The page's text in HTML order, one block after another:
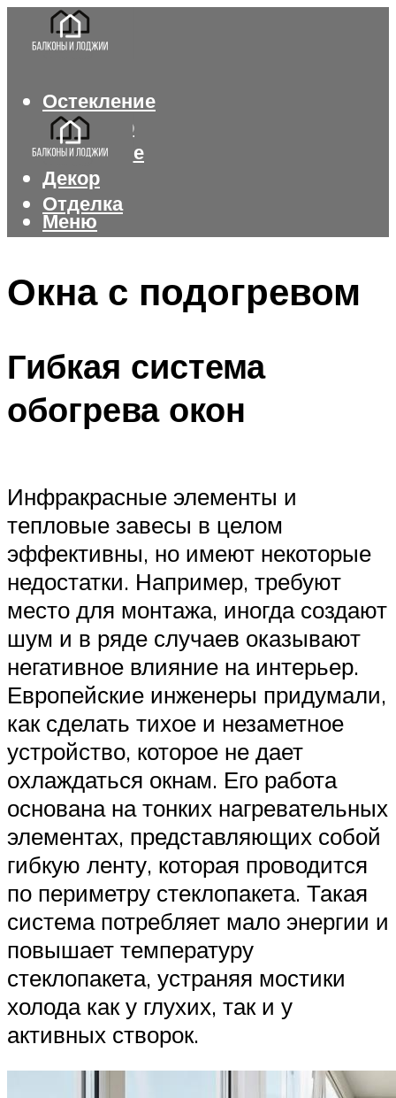
Остекление
Интерьер
Утепление
Декор
Отделка
Меню
Окна с подогревом
Гибкая система
обогрева окон
Инфракрасные элементы и
тепловые завесы в целом
эффективны, но имеют некоторые
недостатки. Например, требуют
место для монтажа, иногда создают
шум и в ряде случаев оказывают
негативное влияние на интерьер.
Европейские инженеры придумали,
как сделать тихое и незаметное
устройство, которое не дает
охлаждаться окнам. Его работа
основана на тонких нагревательных
элементах, представляющих собой
гибкую ленту, которая проводится
по периметру стеклопакета. Такая
система потребляет мало энергии и
повышает температуру
стеклопакета, устраняя мостики
холода как у глухих, так и у
активных створок.